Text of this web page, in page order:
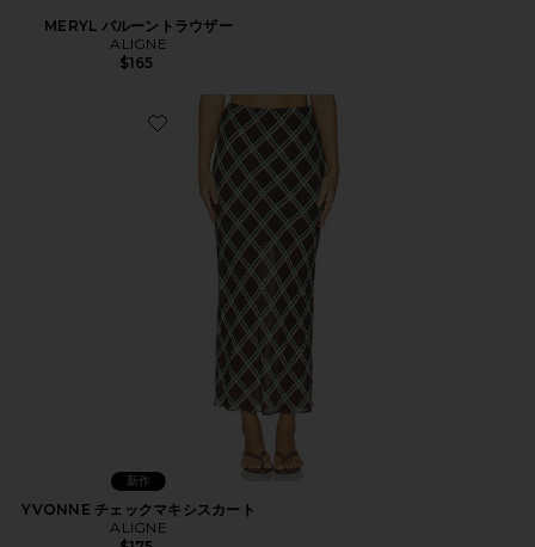
MERYL バルーントラウザー
ALIGNE
$165
Favorite YVONNE チェックマキシスカート
新作
YVONNE チェックマキシスカート
ALIGNE